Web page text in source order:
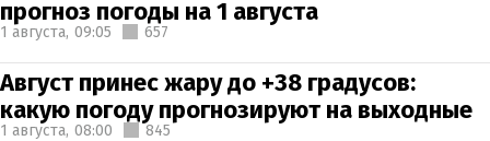
прогноз погоды на 1 августа
1 августа, 09:05 657
Август принес жару до +38 градусов:
какую погоду прогнозируют на выходные
1 августа, 08:00 845